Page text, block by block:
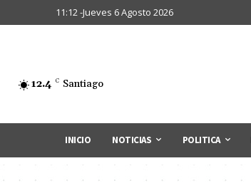
11:12 -Jueves 6 Agosto 2026
12.4 C Santiago
INICIO NOTICIAS POLITICA